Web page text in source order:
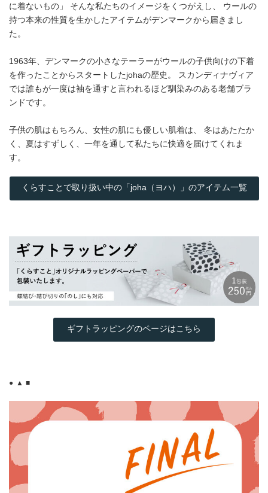
に着ないもの」 そんな私たちのイメージをくつがえし、 ウールの
持つ本来の性質を生かしたアイテムがデンマークから届きまし
た。
1963年、デンマークの小さなテーラーがウールの子供向けの下着
を作ったことからスタートしたjohaの歴史。 スカンディナヴィア
では誰もが一度は袖を通すと言われるほど馴染みのある老舗ブラ
ンドです。
子供の肌はもちろん、女性の肌にも優しい肌着は、 冬はあたたか
く、夏はすずしく、一年を通して私たちに快適を届けてくれま
す。
くらすことで取り扱い中の「joha（ヨハ）」のアイテム一覧
ギフトラッピングのページはこちら
● ▲ ■